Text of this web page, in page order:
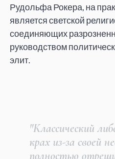
Рудольфа Рокера, на
является светской
соединяющих
руководством
элит.
"Классический
крах из-за своей
полностью